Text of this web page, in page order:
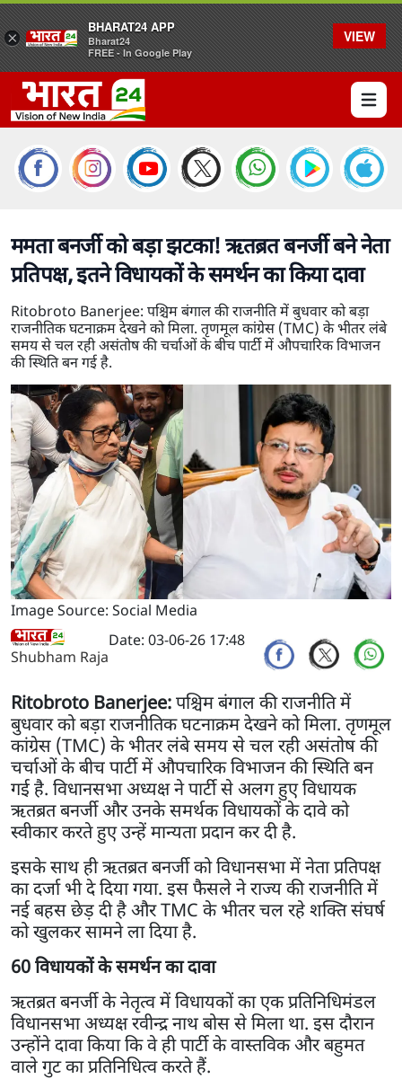
Open
ममता बनर्जी को बड़ा झटका! ऋतब्रत बनर्जी बने नेता
प्रतिपक्ष, इतने विधायकों के समर्थन का किया दावा
Ritobroto Banerjee: पश्चिम बंगाल की राजनीति में बुधवार को बड़ा
राजनीतिक घटनाक्रम देखने को मिला. तृणमूल कांग्रेस (TMC) के भीतर लंबे
समय से चल रही असंतोष की चर्चाओं के बीच पार्टी में औपचारिक विभाजन
की स्थिति बन गई है.
Image Source: Social Media
Shubham Raja
Date: 03-06-26 17:48
Ritobroto Banerjee:पश्चिम बंगाल की राजनीति में
बुधवार को बड़ा राजनीतिक घटनाक्रम देखने को मिला. तृणमूल
कांग्रेस (TMC) के भीतर लंबे समय से चल रही असंतोष की
चर्चाओं के बीच पार्टी में औपचारिक विभाजन की स्थिति बन
गई है. विधानसभा अध्यक्ष ने पार्टी से अलग हुए विधायक
ऋतब्रत बनर्जी और उनके समर्थक विधायकों के दावे को
स्वीकार करते हुए उन्हें मान्यता प्रदान कर दी है.
इसके साथ ही ऋतब्रत बनर्जी को विधानसभा में नेता प्रतिपक्ष
का दर्जा भी दे दिया गया. इस फैसले ने राज्य की राजनीति में
नई बहस छेड़ दी है और TMC के भीतर चल रहे शक्ति संघर्ष
को खुलकर सामने ला दिया है.
60 विधायकों के समर्थन का दावा
ऋतब्रत बनर्जी के नेतृत्व में विधायकों का एक प्रतिनिधिमंडल
विधानसभा अध्यक्ष रवीन्द्र नाथ बोस से मिला था. इस दौरान
उन्होंने दावा किया कि वे ही पार्टी के वास्तविक और बहुमत
वाले गुट का प्रतिनिधित्व करते हैं.
×
BHARAT24 APP
Bharat24
FREE - In Google Play
VIEW